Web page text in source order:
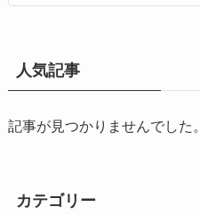
人気記事
記事が見つかりませんでした。
カテゴリー